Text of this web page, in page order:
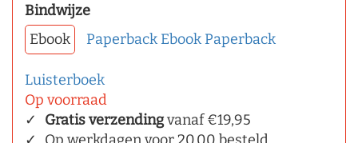
Bindwijze
Ebook
Paperback Ebook Paperback
Luisterboek
Op voorraad
Gratis verzendingvanaf €19,95